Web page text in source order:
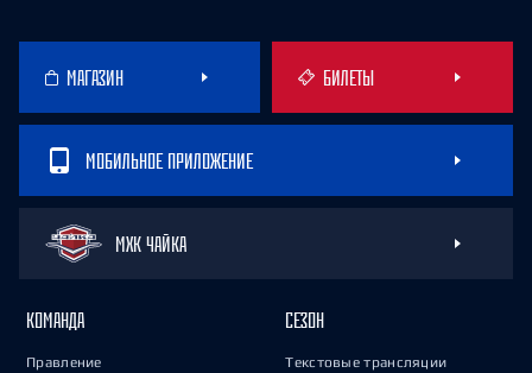
МАГАЗИН БИЛЕТЫ
МОБИЛЬНОЕ ПРИЛОЖЕНИЕ
МХК ЧАЙКА
КОМАНДА
Правление
СЕЗОН
Текстовые трансляции